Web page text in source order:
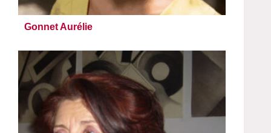
Gonnet Aurélie